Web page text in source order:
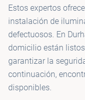
💡 SKK
💡 SP
💡 JWB Electric
Estos expertos
instalación de
defectuosos. En
domicilio están
garantizar la
continuación,
disponibles.